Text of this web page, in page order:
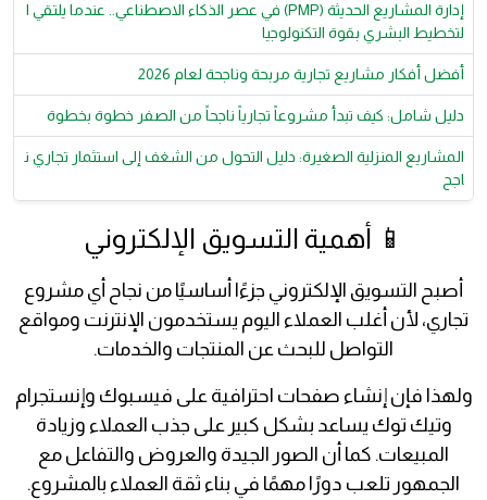
إدارة المشاريع الحديثة (PMP) في عصر الذكاء الاصطناعي.. عندما يلتقي ا
لتخطيط البشري بقوة التكنولوجيا
أفضل أفكار مشاريع تجارية مربحة وناجحة لعام 2026
دليل شامل: كيف تبدأ مشروعاً تجارياً ناجحاً من الصفر خطوة بخطوة
المشاريع المنزلية الصغيرة: دليل التحول من الشغف إلى استثمار تجاري ن
اجح
📱 أهمية التسويق الإلكتروني
أصبح التسويق الإلكتروني جزءًا أساسيًا من نجاح أي مشروع
تجاري، لأن أغلب العملاء اليوم يستخدمون الإنترنت ومواقع
التواصل للبحث عن المنتجات والخدمات.
ولهذا فإن إنشاء صفحات احترافية على فيسبوك وإنستجرام
وتيك توك يساعد بشكل كبير على جذب العملاء وزيادة
المبيعات. كما أن الصور الجيدة والعروض والتفاعل مع
الجمهور تلعب دورًا مهمًا في بناء ثقة العملاء بالمشروع.